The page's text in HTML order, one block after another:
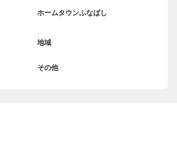
ホームタウンふなばし
地域
その他